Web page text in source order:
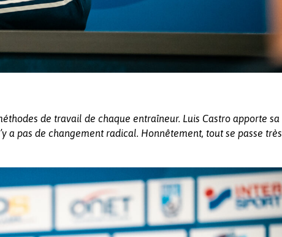
de travail de chaque entraîneur. Luis Castro apporte sa
a pas de changement radical. Honnêtement, tout se passe très